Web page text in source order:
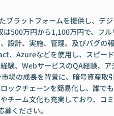
プラットフォームを提供し、デ
500万円から1,100万円で、フ
設計、実施、管理、及びバグの
、Azureなどを使用し、スピー
験、WebサービスのQA経験、ア
場の成長を背景に、暗号資産取
ックチェーンを簡易化し、誰で
チーム文化も充実しており、コ
ください。